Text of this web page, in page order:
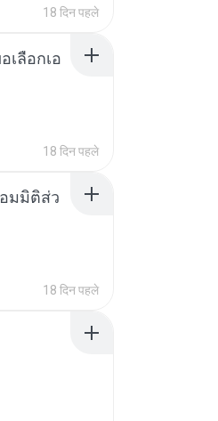
18 दिन पहले
เลือกเอ
18 दिन पहले
มมิติส่ว
18 दिन पहले